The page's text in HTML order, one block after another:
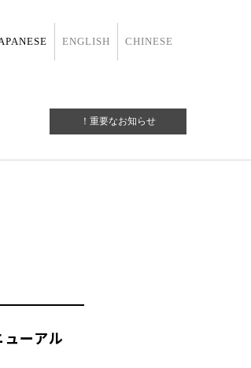
ENGLISH CHINESE
！重要なお知らせ
ーアル